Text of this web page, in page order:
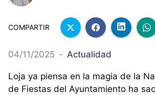
COMPARTIR
04/11/2025 - Actualidad
Loja ya piensa en la magia de la
de Fiestas del Ayuntamiento ha